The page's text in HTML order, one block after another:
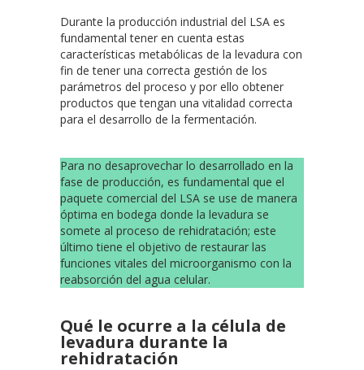
Durante la producción industrial del LSA es
fundamental tener en cuenta estas
características metabólicas de la levadura con
fin de tener una correcta gestión de los
parámetros del proceso y por ello obtener
productos que tengan una vitalidad correcta
para el desarrollo de la fermentación.
Para no desaprovechar lo desarrollado en la
fase de producción, es fundamental que el
paquete comercial del LSA se use de manera
óptima en bodega donde la levadura se
somete al proceso de rehidratación; este
último tiene el objetivo de restaurar las
funciones vitales del microorganismo con la
reabsorción del agua celular.
Qué le ocurre a la célula de
levadura durante la
rehidratación